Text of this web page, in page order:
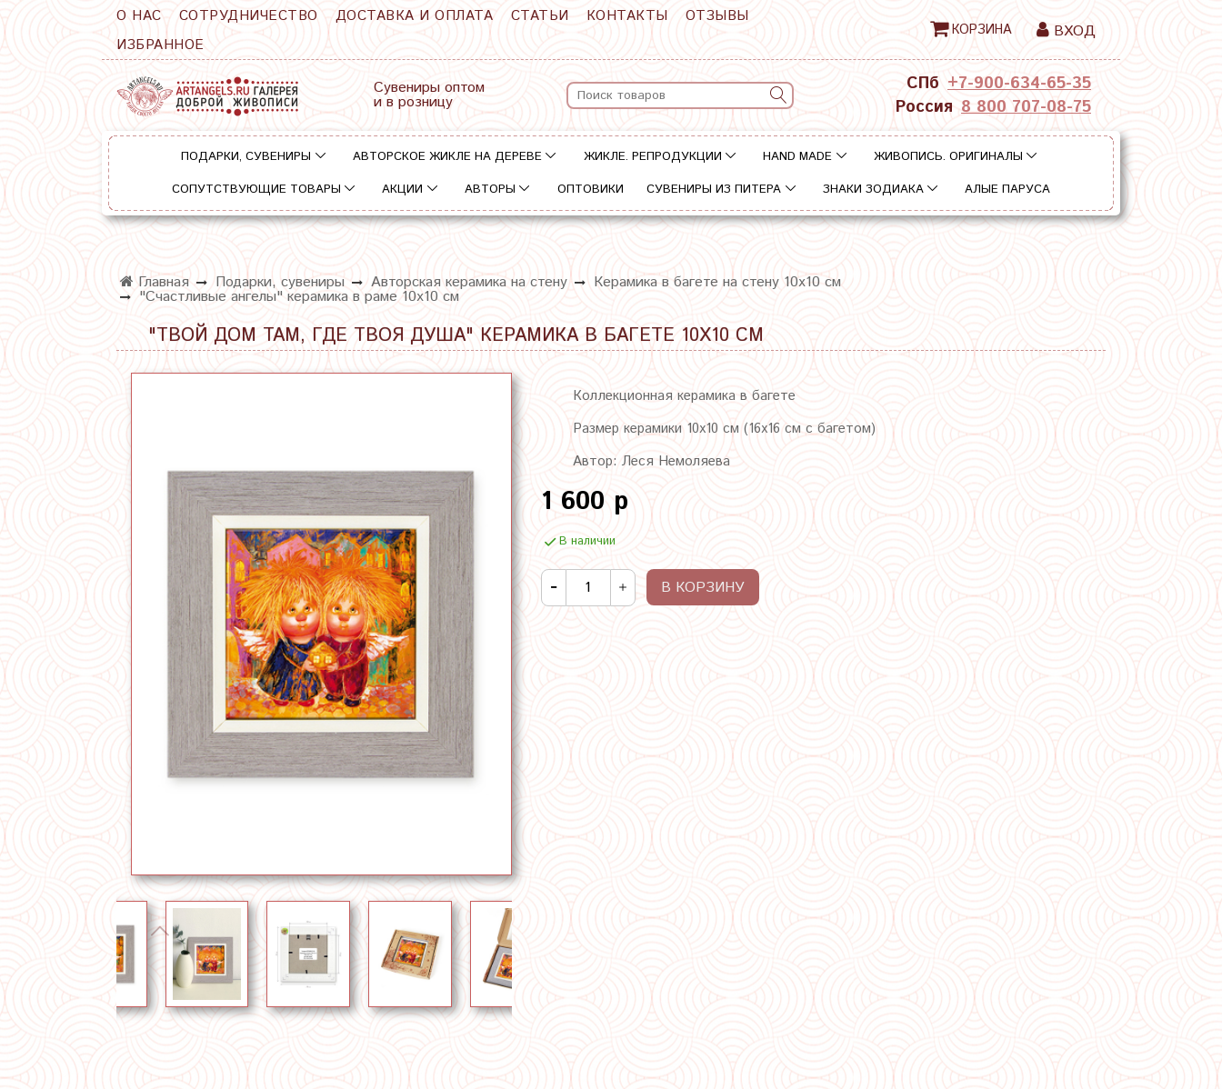
О НАС СОТРУДНИЧЕСТВО ДОСТАВКА И ОПЛАТА СТАТЬИ КОНТАКТЫ
ОТЗЫВЫ
ИЗБРАННОЕ
КОРЗИНА ВХОД
Сувениры оптом
и в розницу
СПб +7-900-634-65-35
Россия 8 800 707-08-75
ПОДАРКИ, СУВЕНИРЫ АВТОРСКОЕ ЖИКЛЕ НА ДЕРЕВЕ ЖИКЛЕ. РЕПРОДУКЦИИ HAND MADE
ЖИВОПИСЬ. ОРИГИНАЛЫ
СОПУТСТВУЮЩИЕ ТОВАРЫ
АКЦИИ АВТОРЫ ОПТОВИКИ СУВЕНИРЫ ИЗ ПИТЕРА ЗНАКИ ЗОДИАКА АЛЫЕ ПАРУСА
Главная Подарки, сувениры Авторская керамика на стену Керамика в багете на стену 10х10 см
"Счастливые ангелы" керамика в раме 10х10 см
"ТВОЙ ДОМ ТАМ, ГДЕ ТВОЯ ДУША" КЕРАМИКА В БАГЕТЕ 10Х10 СМ
Коллекционная керамика в багете
Размер керамики 10х10 см (16х16 см с багетом)
Автор: Леся Немоляева
1 600 р
В наличии
В КОРЗИНУ